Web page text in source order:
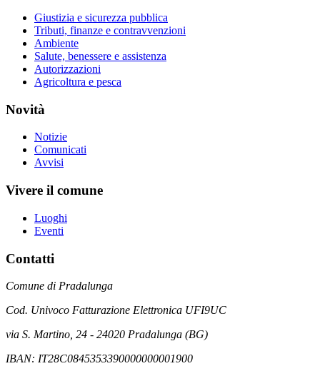
Giustizia e sicurezza pubblica
Tributi, finanze e contravvenzioni
Ambiente
Salute, benessere e assistenza
Autorizzazioni
Agricoltura e pesca
Novità
Notizie
Comunicati
Avvisi
Vivere il comune
Luoghi
Eventi
Contatti
Comune di Pradalunga
Cod. Univoco Fatturazione Elettronica UFI9UC
via S. Martino, 24 - 24020 Pradalunga (BG)
IBAN: IT28C0845353390000000001900